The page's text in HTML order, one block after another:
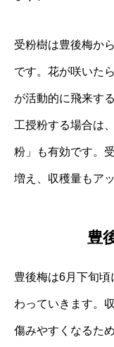
受粉樹は豊後梅か
です。花が咲いた
が活動的に飛来す
工授粉する場合は
粉」も有効です。
増え、収穫量もア
豊
豊後梅は6月下旬
わっていきます。
傷みやすくなるた